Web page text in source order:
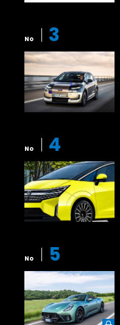
No 3
No 4
No 5